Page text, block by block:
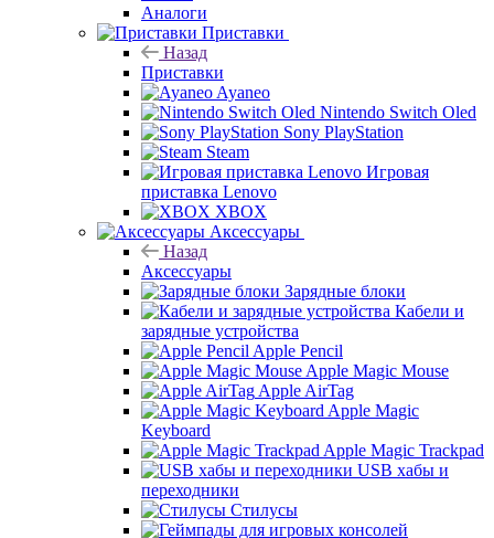
Аналоги
Приставки
Назад
Приставки
Ayaneo
Nintendo Switch Oled
Sony PlayStation
Steam
Игровая
приставка Lenovo
XBOX
Аксессуары
Назад
Аксессуары
Зарядные блоки
Кабели и
зарядные устройства
Apple Pencil
Apple Magic Mouse
Apple AirTag
Apple Magic
Keyboard
Apple Magic Trackpad
USB хабы и
переходники
Стилусы